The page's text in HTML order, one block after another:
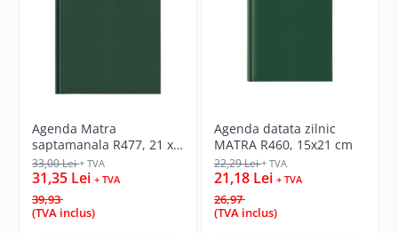
Agenda Matra
saptamanala R477, 21 x
27 cm
33,00 Lei+ TVA
31,35 Lei + TVA
39,93
(TVA inclus)
Agenda datata zilnic
MATRA R460, 15x21 cm
22,29 Lei+ TVA
21,18 Lei + TVA
26,97
(TVA inclus)